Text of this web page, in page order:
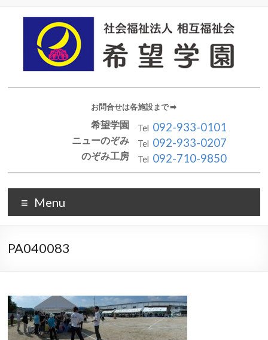
お問合せは各施設まで ➡︎
希望学園Tel 092-933-0101
ニューのぞみTel 092-933-0207
のぞみ工房Tel 092-710-9850
Menu
PA040083